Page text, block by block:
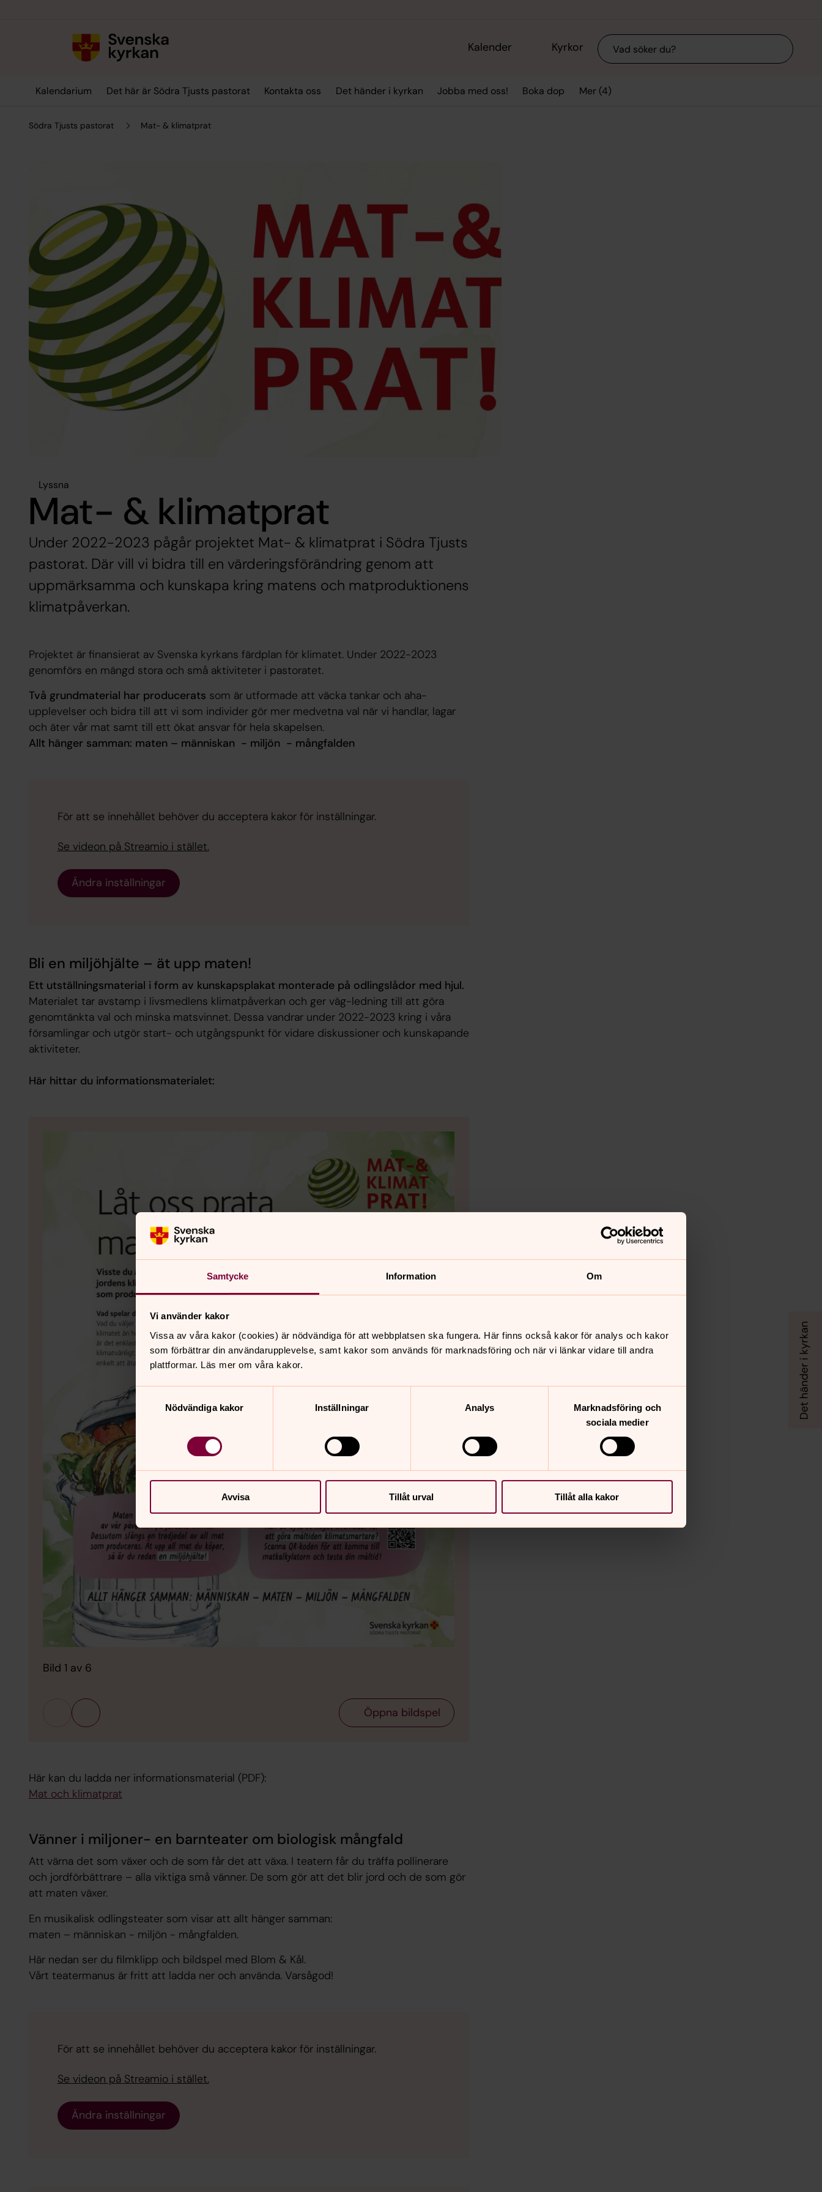
Samtycke Information Om
Vi använder kakor
Vissa av våra kakor (cookies) är nödvändiga för att webbplatsen ska fungera. Här finns också kakor för analys och kakor
som förbättrar din användarupplevelse, samt kakor som används för marknadsföring och när vi länkar vidare till andra
plattformar. Läs mer om våra kakor.
Samtyckesval
Nödvändiga kakor
Inställningar Analys
Marknadsföring och
sociala medier
Avvisa Tillåt urval Tillåt alla kakor
Kalender Kyrkor Sök
Kalendarium Det här är Södra Tjusts pastorat Kontakta oss Det händer i kyrkan Jobba med oss! Boka dop Mer (4)
Södra Tjusts pastorat Mat- & klimatprat
Lyssna
Mat- & klimatprat
Under 2022-2023 pågår projektet Mat- & klimatprat i Södra Tjusts
pastorat. Där vill vi bidra till en värderingsförändring genom att
uppmärksamma och kunskapa kring matens och matproduktionens
klimatpåverkan.
Projektet är finansierat av Svenska kyrkans färdplan för klimatet. Under 2022-2023
genomförs en mängd stora och små aktiviteter i pastoratet.
Två grundmaterial har producerats som är utformade att väcka tankar och aha-
upplevelser och bidra till att vi som individer gör mer medvetna val när vi handlar, lagar
och äter vår mat samt till ett ökat ansvar för hela skapelsen.
Allt hänger samman: maten – människan - miljön - mångfalden
För att se innehållet behöver du acceptera kakor för inställningar.
Se videon på Streamio i stället.
Ändra inställningar
Bli en miljöhjälte – ät upp maten!
Ett utställningsmaterial i form av kunskapsplakat monterade på odlingslådor med hjul.
Materialet tar avstamp i livsmedlens klimatpåverkan och ger väg-ledning till att göra
genomtänkta val och minska matsvinnet. Dessa vandrar under 2022-2023 kring i våra
församlingar och utgör start- och utgångspunkt för vidare diskussioner och kunskapande
aktiviteter.
Här hittar du informationsmaterialet:
Bild 1 av 6
Öppna bildspel
Här kan du ladda ner informationsmaterial (PDF):
Mat och klimatprat
Vänner i miljoner- en barnteater om biologisk mångfald
Att värna det som växer och de som får det att växa. I teatern får du träffa pollinerare
och jordförbättrare – alla viktiga små vänner. De som gör att det blir jord och de som gör
att maten växer.
En musikalisk odlingsteater som visar att allt hänger samman:
maten – människan - miljön - mångfalden.
Här nedan ser du filmklipp och bildspel med Blom & Kål.
Vårt teatermanus är fritt att ladda ner och använda. Varsågod!
För att se innehållet behöver du acceptera kakor för inställningar.
Se videon på Streamio i stället.
Ändra inställningar